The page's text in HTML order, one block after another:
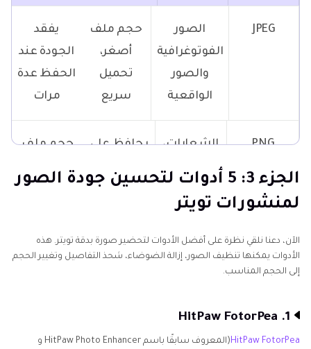
JPEG
الصور
الفوتوغرافية
والصور
الواقعية
حجم ملف
أصغر،
تحميل
سريع
يفقد
الجودة عند
الحفظ عدة
مرات
PNG
الشعارات،
الرسومات
يحافظ على
يدعم
حجم ملف
WebP
الصور
توازن جيد
غير مدعوم
الجزء 3: 5 أدوات لتحسين جودة الصور
لمنشورات تويتر
الآن، دعنا نلقي نظرة على أفضل الأدوات لتحضير صورة بدقة تويتر. هذه
الأدوات يمكنها تنظيف الصور، إزالة الضوضاء، شحذ التفاصيل وتغيير الحجم
إلى الحجم المناسب.
1. HitPaw FotorPea
HitPaw FotorPea
(المعروف سابقًا باسم HitPaw Photo Enhancer و